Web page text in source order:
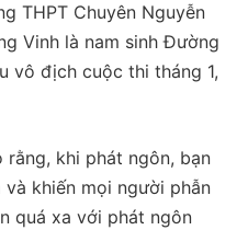
THPT Chuyên Nguyễn
Vinh là nam sinh Đường
vô địch cuộc thi tháng 1,
rằng, khi phát ngôn, bạn
khiến mọi người phẫn
quá xa với phát ngôn